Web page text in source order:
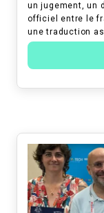
un jugement, un
officiel entre le
une traduction
souvent.Pour m...